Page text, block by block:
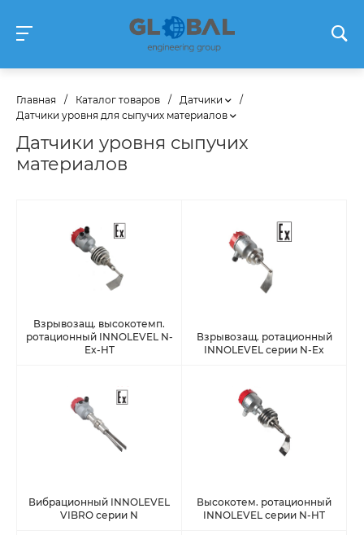
Главная / Каталог товаров / Датчики
/
Датчики уровня для сыпучих материалов
Датчики уровня сыпучих
материалов
Взрывозащ. высокотемп.
ротационный INNOLEVEL N-
Ex-HT
Взрывозащ. ротационный
INNOLEVEL серии N-Ex
Вибрационный INNOLEVEL
VIBRO серии N
Высокотем. ротационный
INNOLEVEL серии N-HT